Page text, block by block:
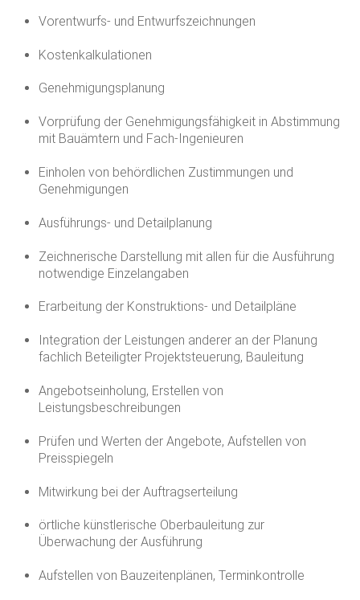
Vorentwurfs- und Entwurfszeichnungen
Kostenkalkulationen
Genehmigungsplanung
Vorprüfung der Genehmigungsfähigkeit in Abstimmung
mit Bauämtern und Fach-Ingenieuren
Einholen von behördlichen Zustimmungen und
Genehmigungen
Ausführungs- und Detailplanung
Zeichnerische Darstellung mit allen für die Ausführung
notwendige Einzelangaben
Erarbeitung der Konstruktions- und Detailpläne
Integration der Leistungen anderer an der Planung
fachlich Beteiligter Projektsteuerung, Bauleitung
Angebotseinholung, Erstellen von
Leistungsbeschreibungen
Prüfen und Werten der Angebote, Aufstellen von
Preisspiegeln
Mitwirkung bei der Auftragserteilung
örtliche künstlerische Oberbauleitung zur
Überwachung der Ausführung
Aufstellen von Bauzeitenplänen, Terminkontrolle